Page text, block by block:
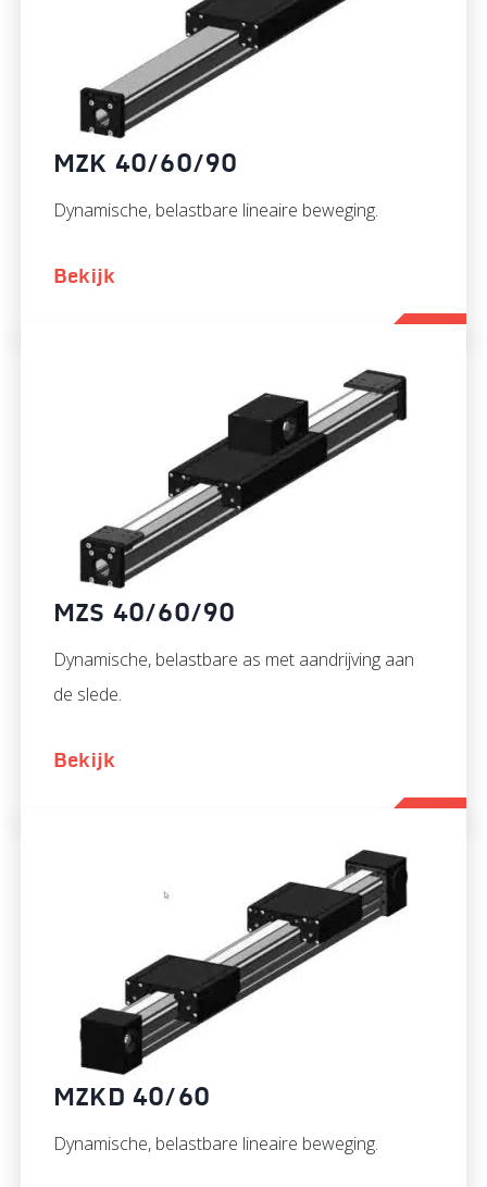
MZK 40/60/90
Dynamische, belastbare lineaire beweging.
Bekijk
MZS 40/60/90
Dynamische, belastbare as met aandrijving aan
de slede.
Bekijk
MZKD 40/60
Dynamische, belastbare lineaire beweging.